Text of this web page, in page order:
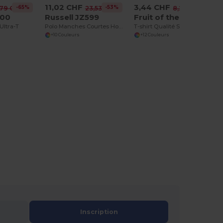
CHF-65%
T
11,02 CHF 23,53 CHF
-53%
Russell JZ599
Polo Manches Courtes Homme
+10 Couleurs
3,44 CHF 8,23 CHF
T-shirt Qualité Supérieure
+12 Couleurs
Inscription